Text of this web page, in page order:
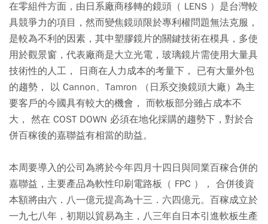
在零組件方面，由日系廠商移轉的鏡頭（ LENS ）是台灣較
具競爭力的項目，然而變焦鏡頭限於專利權問題無法克服，
是較為不利的因素，其中塑膠鏡片的關鍵技術在模具，多使
用於觀景窗，代表廠商是大立光電，玻璃鏡片需使用大量具
技術性的人工， 日商在人力成本的考量下， 已有大量外包
的趨勢， 以 Cannon、Tamron （日系交換鏡頭大廠）為主
要客戶的今國具有較大的機會， 而軟板部分雖占成本不
大， 然在 COST DOWN 必須在地化採購的趨勢下，對於合
併百稼後的嘉聯益有相當的助益。
本周要導入的公司為將於今年四月十四日與同業百稼合併的
嘉聯益，主要產品為軟性印刷電路板（ FPC ）， 合併後資
本額將由六．八一億元提高為十三．六四億元。百稼成立於
一九七八年，初期以貿易為主，八三年自日本引進軟板生產